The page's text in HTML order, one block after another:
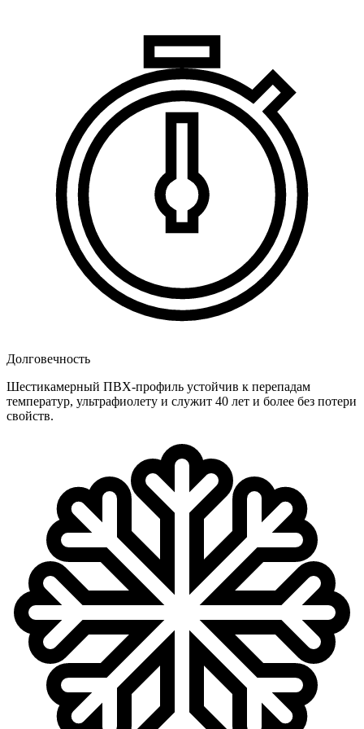
Долговечность
Шестикамерный ПВХ-профиль устойчив к перепадам
температур, ультрафиолету и служит 40 лет и более без потери
свойств.